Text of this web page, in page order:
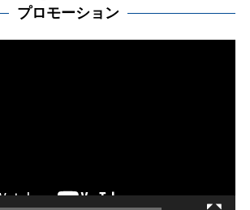
プロモーション